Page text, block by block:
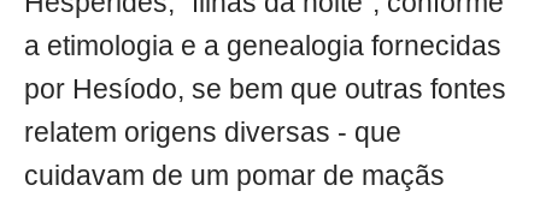
a etimologia e a genealogia fornecidas
por Hesíodo, se bem que outras fontes
relatem origens diversas - que
cuidavam de um pomar de maçãs